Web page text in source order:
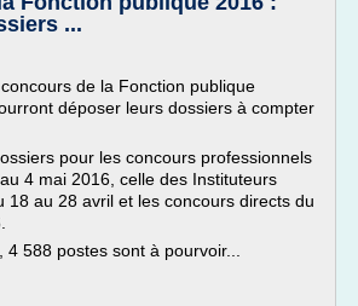
...
de la Fonction publique
déposer leurs dossiers à compter
pour les concours professionnels
4 mai 2016, celle des Instituteurs
18 au 28 avril et les concours directs du
588 postes sont à pourvoir...